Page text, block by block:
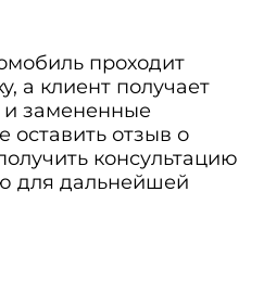
проходит
а клиент получает
и замененные
оставить отзыв о
консультацию
для дальнейшей